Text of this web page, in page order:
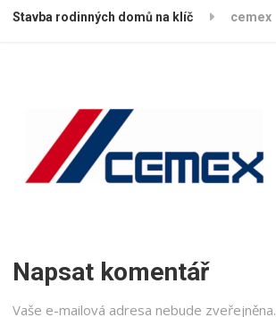
Stavba rodinných domů na klíč cemex
Napsat komentář
Vaše e-mailová adresa nebude zveřejněna.